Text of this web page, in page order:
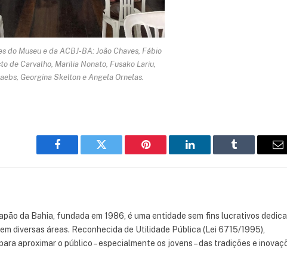
do Museu e da ACBJ-BA: João Chaves, Fábio
de Carvalho, Marilia Nonato, Fusako Lariu,
Georgina Skelton e Angela Ornelas.
Facebook Twitter Pinterest LinkedIn Tumblr
da Bahia, fundada em 1986, é uma entidade sem fins lucrativos
diversas áreas. Reconhecida de Utilidade Pública (Lei 6715/1995),
aproximar o público – especialmente os jovens – das tradições e